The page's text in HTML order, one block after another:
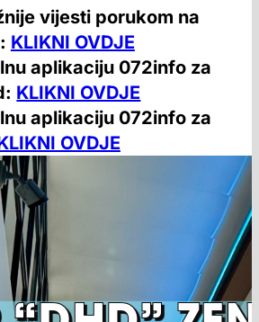
vijesti porukom na
KLIKNI OVDJE
aplikaciju 072info za
KLIKNI OVDJE
aplikaciju 072info za
OVDJE